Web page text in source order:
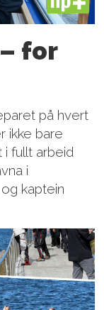
PLUS
for
på hvert
ikke bare
fullt arbeid
i
kaptein